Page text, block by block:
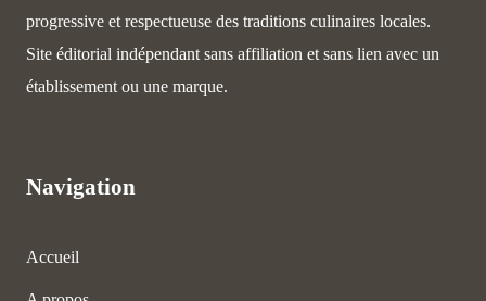
progressive et respectueuse des traditions culinaires locales.
Site éditorial indépendant sans affiliation et sans lien avec un
établissement ou une marque.
Navigation
Accueil